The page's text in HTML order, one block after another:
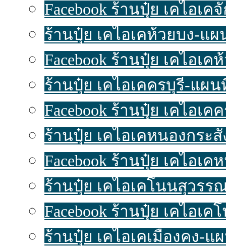
Facebook ร้านปุ๋ย เคไอ
ร้านปุ๋ย เคไอเคห้วยบง-แ
Facebook ร้านปุ๋ย เคไอเ
ร้านปุ๋ย เคไอเคครบุรี-แผ
Facebook ร้านปุ๋ย เคไอเ
ร้านปุ๋ย เคไอเคหนองกระ
Facebook ร้านปุ๋ย เคไอเ
ร้านปุ๋ย เคไอเคโนนสุวร
Facebook ร้านปุ๋ย เคไอ
ร้านปุ๋ย เคไอเคเมืองคง-แ